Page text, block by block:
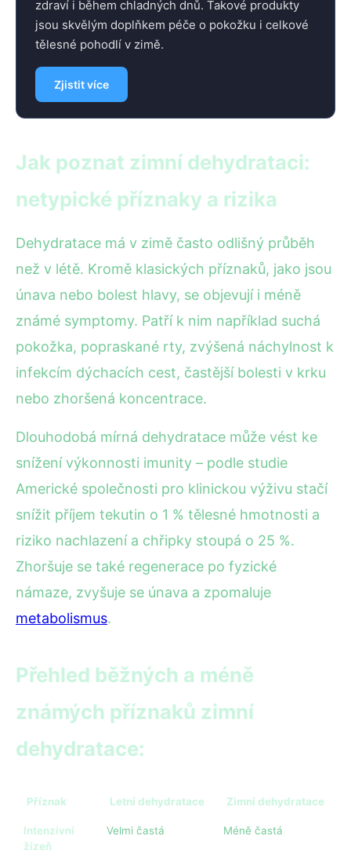
zdraví i během chladných dnů. Takové produkty
jsou skvělým doplňkem péče o pokožku i celkové
tělesné pohodlí v zimě.
Zjistit více
Jak poznat zimní dehydrataci:
netypické příznaky a rizika
Dehydratace má v zimě často odlišný průběh
než v létě. Kromě klasických příznaků, jako jsou
únava nebo bolest hlavy, se objevují i méně
známé symptomy. Patří k nim například suchá
pokožka, popraskané rty, zvýšená náchylnost k
infekcím dýchacích cest, častější bolesti v krku
nebo zhoršená koncentrace.
Dlouhodobá mírná dehydratace může vést ke
snížení výkonnosti imunity – podle studie
Americké společnosti pro klinickou výživu stačí
snížit příjem tekutin o 1 % tělesné hmotnosti a
riziko nachlazení a chřipky stoupá o 25 %.
Zhoršuje se také regenerace po fyzické
námaze, zvyšuje se únava a zpomaluje
metabolismus.
Přehled běžných a méně
známých příznaků zimní
dehydratace:
Příznak Letní dehydratace Zimní dehydratace
Intenzivní
žízeň
Velmi častá Méně častá